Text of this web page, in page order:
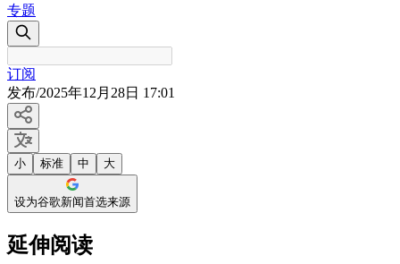
专题
订阅
发布/2025年12月28日 17:01
小 标准 中 大
设为谷歌新闻首选来源
延伸阅读